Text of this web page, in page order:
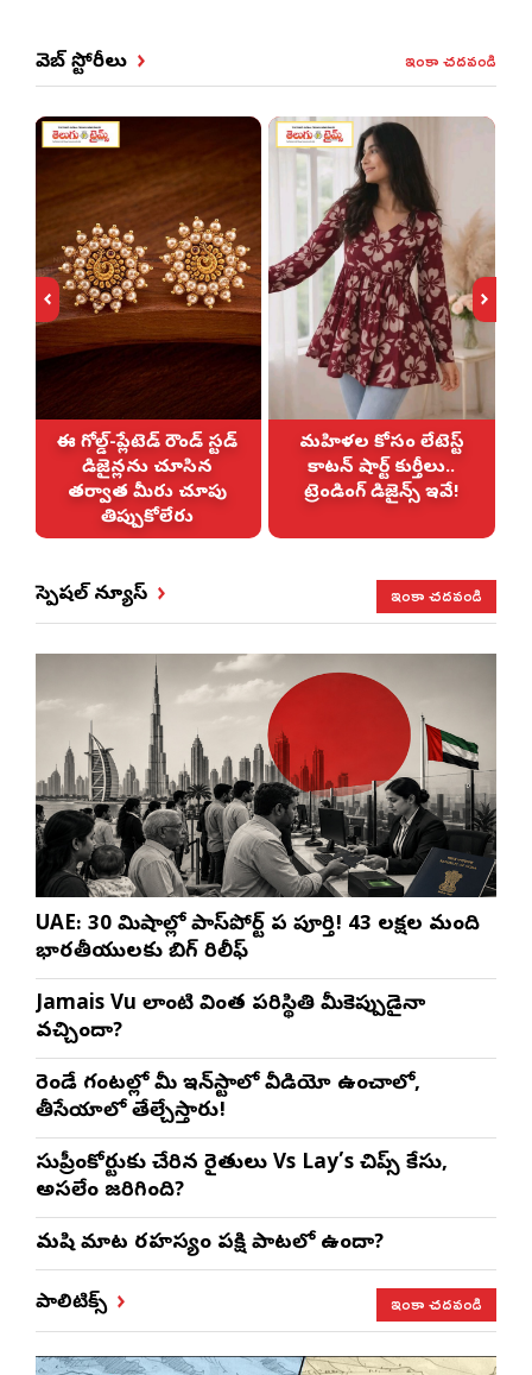
వెబ్ స్టోరీలు ఇంకా చదవండి
ఈ గోల్డ్-ప్లేటెడ్ రౌండ్ స్టడ్
డిజైన్లను చూసిన
తర్వాత మీరు చూపు
తిప్పుకోలేరు
మహిళల కోసం లేటెస్ట్
కాటన్ షార్ట్ కుర్తీలు..
ట్రెండింగ్ డిజైన్స్ ఇవే!
స్పెషల్ న్యూస్ ఇంకా చదవండి
UAE: 30 నిమిషాల్లో పాస్‌పోర్ట్ పని పూర్తి! 43 లక్షల మంది
భారతీయులకు బిగ్ రిలీఫ్
Jamais Vu లాంటి వింత పరిస్థితి మీకెప్పుడైనా
వచ్చిందా?
రెండే గంటల్లో మీ ఇన్‌స్టాలో వీడియో ఉంచాలో,
తీసేయాలో తేల్చేస్తారు!
సుప్రీంకోర్టుకు చేరిన రైతులు Vs Lay’s చిప్స్‌ కేసు,
అసలేం జరిగింది?
మనిషి మాట రహస్యం పక్షి పాటలో ఉందా?
పాలిటిక్స్ ఇంకా చదవండి